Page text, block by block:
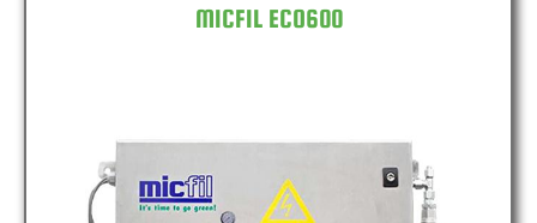
MICFIL ECO600